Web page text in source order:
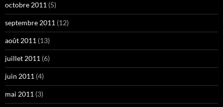
octobre 2011 (5)
septembre 2011 (12)
août 2011 (13)
juillet 2011 (6)
juin 2011 (4)
mai 2011 (3)